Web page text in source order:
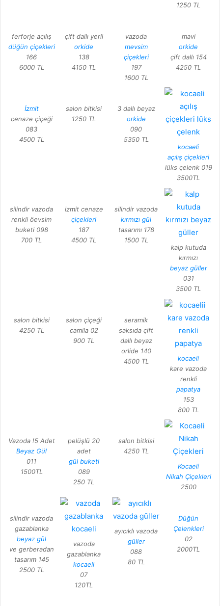
1250 TL
ferforje açılış
düğün çiçekleri
166
6000 TL
çift dallı yerli
orkide
138
4150 TL
vazoda
mevsim
çiçekleri
197
1600 TL
mavi
orkide
çift dallı 154
4250 TL
İzmit
cenaze çiçeği
083
4500 TL
salon bitkisi
1250 TL
3 dallı beyaz
orkide
090
5350 TL
kocaeli
açılış çiçekleri
lüks çelenk 019
3500TL
silindir vazoda
renkli öevsim
buketi 098
700 TL
izmit cenaze
çiçekleri
187
4500 TL
silindir vazoda
kırmızı gül
tasarımı 178
1500 TL
kalp kutuda
kırmızı
beyaz güller
031
3500 TL
salon bitkisi
4250 TL
salon çiçeği
camila 02
900 TL
seramik
saksıda çift
dallı beyaz
orlide 140
4500 TL
kocaeli
kare vazoda
renkli
papatya
153
800 TL
Vazoda !5 Adet
Beyaz Gül
011
1500TL
pelüşlü 20
adet
gül buketi
089
250 TL
salon bitkisi
4250 TL
Kocaeli
Nikah Çiçekleri
2500
silindir vazoda
gazablanka
beyaz gül
ve gerberadan
tasarım 145
2500 TL
vazoda
gazablanka
kocaeli
07
120TL
ayıcıklı vazoda
güller
088
80 TL
Düğün
Çelenkleri
02
2000TL